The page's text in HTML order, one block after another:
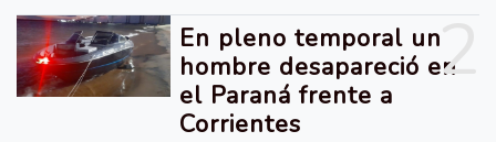
2
En pleno temporal un
hombre desapareció en
el Paraná frente a
Corrientes